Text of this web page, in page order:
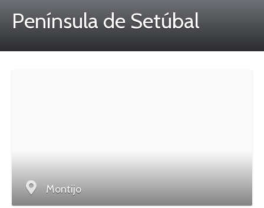
Península de Setúbal
Montijo